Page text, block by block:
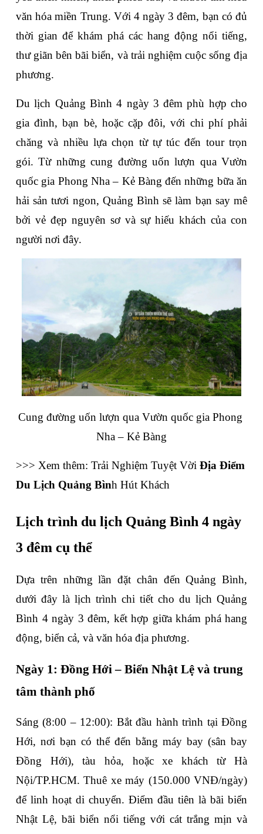
văn hóa miền Trung. Với 4 ngày 3 đêm, bạn có đủ
thời gian để khám phá các hang động nổi tiếng,
thư giãn bên bãi biển, và trải nghiệm cuộc sống địa
phương.
Du lịch Quảng Bình 4 ngày 3 đêm phù hợp cho
gia đình, bạn bè, hoặc cặp đôi, với chi phí phải
chăng và nhiều lựa chọn từ tự túc đến tour trọn
gói. Từ những cung đường uốn lượn qua Vườn
quốc gia Phong Nha – Kẻ Bàng đến những bữa ăn
hải sản tươi ngon, Quảng Bình sẽ làm bạn say mê
bởi vẻ đẹp nguyên sơ và sự hiếu khách của con
người nơi đây.
Cung đường uốn lượn qua Vườn quốc gia Phong
Nha – Kẻ Bàng
>>> Xem thêm: Trải Nghiệm Tuyệt Vời Địa Điểm
Du Lịch Quảng Bình Hút Khách
Lịch trình du lịch Quảng Bình 4 ngày
3 đêm cụ thể
Dựa trên những lần đặt chân đến Quảng Bình,
dưới đây là lịch trình chi tiết cho du lịch Quảng
Bình 4 ngày 3 đêm, kết hợp giữa khám phá hang
động, biển cả, và văn hóa địa phương.
Ngày 1: Đồng Hới – Biển Nhật Lệ và trung
tâm thành phố
Sáng (8:00 – 12:00): Bắt đầu hành trình tại Đồng
Hới, nơi bạn có thể đến bằng máy bay (sân bay
Đồng Hới), tàu hỏa, hoặc xe khách từ Hà
Nội/TP.HCM. Thuê xe máy (150.000 VNĐ/ngày)
để linh hoạt di chuyển. Điểm đầu tiên là bãi biển
Nhật Lệ, bãi biển nổi tiếng với cát trắng mịn và